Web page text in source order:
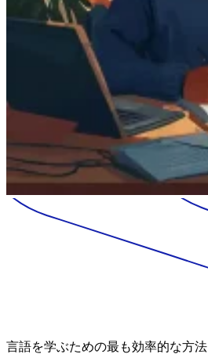
言語を学ぶための最も効率的な方法